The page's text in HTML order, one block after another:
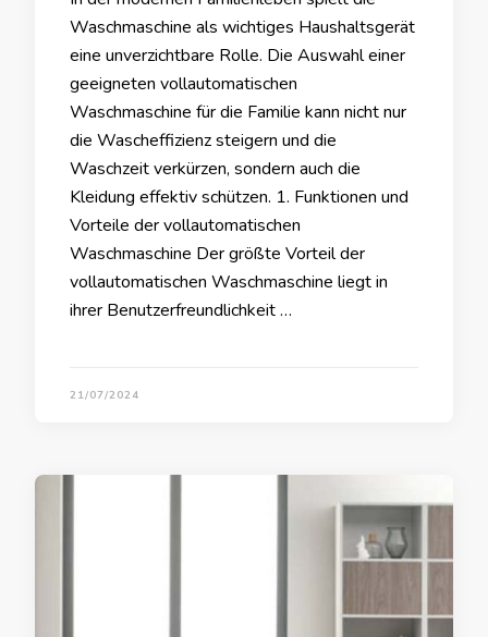
Waschmaschine als wichtiges Haushaltsgerät
eine unverzichtbare Rolle. Die Auswahl einer
geeigneten vollautomatischen
Waschmaschine für die Familie kann nicht nur
die Wascheffizienz steigern und die
Waschzeit verkürzen, sondern auch die
Kleidung effektiv schützen. 1. Funktionen und
Vorteile der vollautomatischen
Waschmaschine Der größte Vorteil der
vollautomatischen Waschmaschine liegt in
ihrer Benutzerfreundlichkeit …
21/07/2024